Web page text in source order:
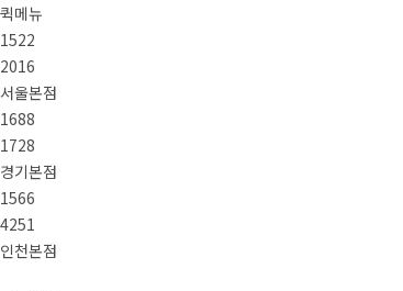
퀵메뉴
1522
2016
서울본점
1688
1728
경기본점
1566
4251
인천본점